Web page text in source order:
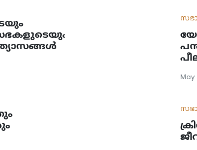
May